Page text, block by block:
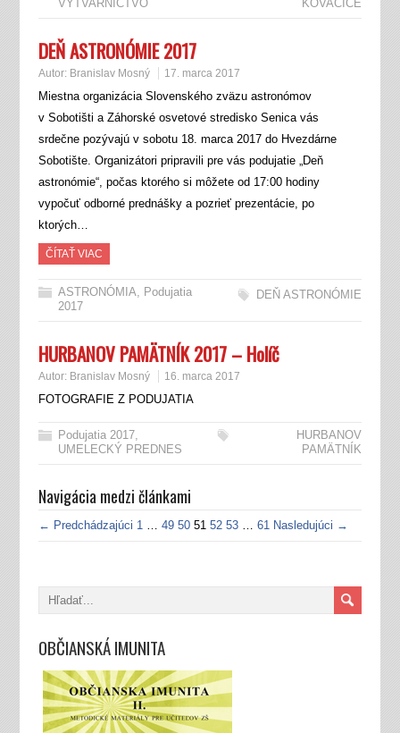
VÝTVARNÍCTVO KOVAČICE
DEŇ ASTRONÓMIE 2017
Autor: Branislav Mosný 17. marca 2017
Miestna organizácia Slovenského zväzu astronómov
v Sobotišti a Záhorské osvetové stredisko Senica vás
srdečne pozývajú v sobotu 18. marca 2017 do Hvezdárne
Sobotište. Organizátori pripravili pre vás podujatie „Deň
astronómie“, počas ktorého si môžete od 17:00 hodiny
vypočuť odborné prednášky a pozrieť prezentácie, po
ktorých…
ČÍTAŤ VIAC
ASTRONÓMIA, Podujatia
2017
DEŇ ASTRONÓMIE
HURBANOV PAMÄTNÍK 2017 – Holíč
Autor: Branislav Mosný 16. marca 2017
FOTOGRAFIE Z PODUJATIA
Podujatia 2017,
UMELECKÝ PREDNES
HURBANOV
PAMÄTNÍK
Navigácia medzi článkami
← Predchádzajúci 1 … 49 50 51 52 53 … 61 Nasledujúci →
OBČIANSKÁ IMUNITA